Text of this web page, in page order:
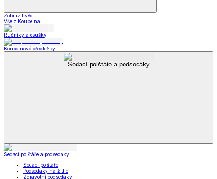
Zobrazit vše
Vše z Koupelna
Ručníky a osušky
Koupelnové předložky
Sedací polštáře a podsedáky
Sedací polštáře a podsedáky
Sedací polštáře
Podsedáky na židle
Zdravotní podsedáky